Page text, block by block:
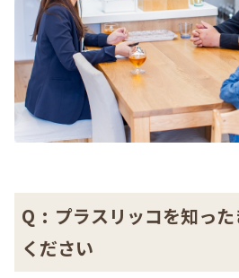
Q : プラスリッコを知っ
ください